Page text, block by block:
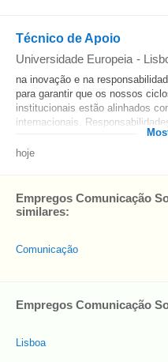
Técnico de Apoio
Universidade Europeia -
na inovação e na
para garantir que os nossos
institucionais estão alinhados
internacionais.
hoje
Empregos Comunicação
similares:
Comunicação
Empregos Comunicação
Lisboa